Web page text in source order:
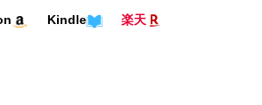
Kindle 楽天